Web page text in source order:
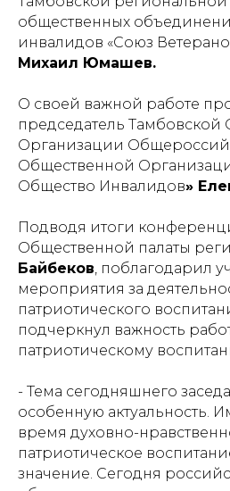
общественных
инвалидов «Союз
Михаил Юмашев.
О своей важной работе
председатель Тамбовской
Организации
Общественной
Общество Инвалидов»
Подводя итоги
Общественной палаты
Байбеков, поблагодарил
мероприятия за
патриотического
подчеркнул важность
патриотическому
- Тема сегодняшнего
особенную актуальность.
время духовно-
патриотическое
значение. Сегодня